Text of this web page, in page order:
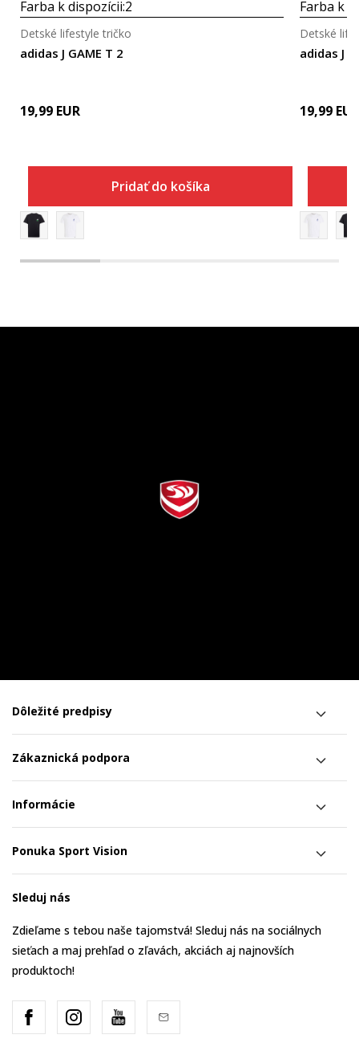
Farba k dispozícii:2
adidas J GAME T 2
Detské lifestyle tričko
19,99 EUR
Pridať do košíka
Farba k
adidas J
Detské
19,99 EUR
Dôležité predpisy
Zákaznická podpora
Informácie
Ponuka Sport Vision
Sleduj nás
Zdieľame s tebou naše tajomstvá! Sleduj nás na sociálnych
sieťach a maj prehľad o zľavách, akciách aj najnovších
produktoch!